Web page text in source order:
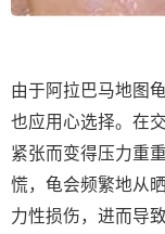
由于阿拉巴马地图
也应用心选择。在
紧张而变得压力重
慌，龟会频繁地从
力性损伤，进而导